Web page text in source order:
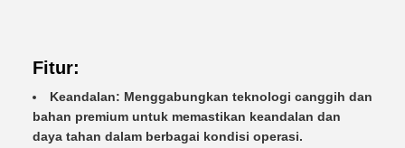
Fitur:
Keandalan: Menggabungkan teknologi canggih dan
bahan premium untuk memastikan keandalan dan
daya tahan dalam berbagai kondisi operasi.